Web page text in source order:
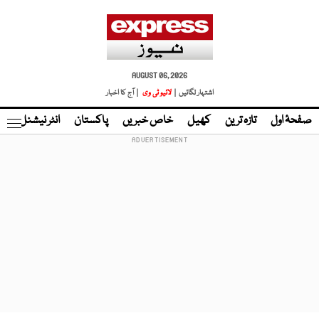
AUGUST 06, 2026
اشتہار لگائیں |
لائیو ٹی وی | آج کا اخبار
صفحۂ اول تازہ ترین کھیل خاص خبریں پاکستان انٹر نیشنل